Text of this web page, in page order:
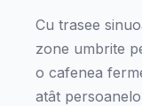
Cu trasee
zone umbrite
o cafenea
atât